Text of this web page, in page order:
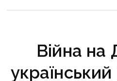
Війна на
український